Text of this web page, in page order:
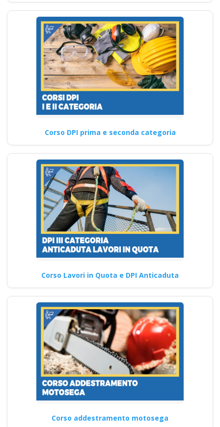
Corso DPI prima e seconda categoria
Corso Lavori in Quota e DPI Anticaduta
Corso addestramento motosega